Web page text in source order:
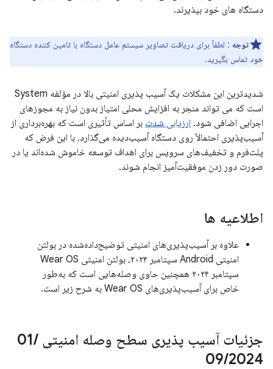
دستگاه های خود بپذیرند.
توجه : لطفاً برای دریافت تصاویر سیستم عامل دستگاه با تامین کننده دستگاه
خود تماس بگیرید.
شدیدترین این مشکلات یک آسیب پذیری امنیتی بالا در مؤلفه System
است که می تواند منجر به افزایش محلی امتیاز بدون نیاز به مجوزهای
اجرایی اضافی شود. ارزیابی شدت بر اساس تأثیری است که بهره‌برداری از
آسیب‌پذیری احتمالاً روی دستگاه آسیب‌دیده می‌گذارد، با این فرض که
پلت‌فرم و تخفیف‌های سرویس برای اهداف توسعه خاموش شده‌اند یا در
صورت دور زدن موفقیت‌آمیز انجام شوند.
اطلاعیه ها
علاوه بر آسیب‌پذیری‌های امنیتی توضیح‌داده‌شده در بولتن
امنیتی Android سپتامبر ۲۰۲۴، بولتن امنیتی Wear OS
سپتامبر ۲۰۲۴ همچنین حاوی وصله‌هایی است که به‌طور
خاص برای آسیب‌پذیری‌های Wear OS به شرح زیر است.
جزئیات آسیب پذیری سطح وصله امنیتی 01 /
09/2024